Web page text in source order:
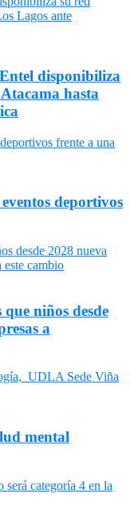
disponibiliza
hasta
deportivos
niños desde
a
mental